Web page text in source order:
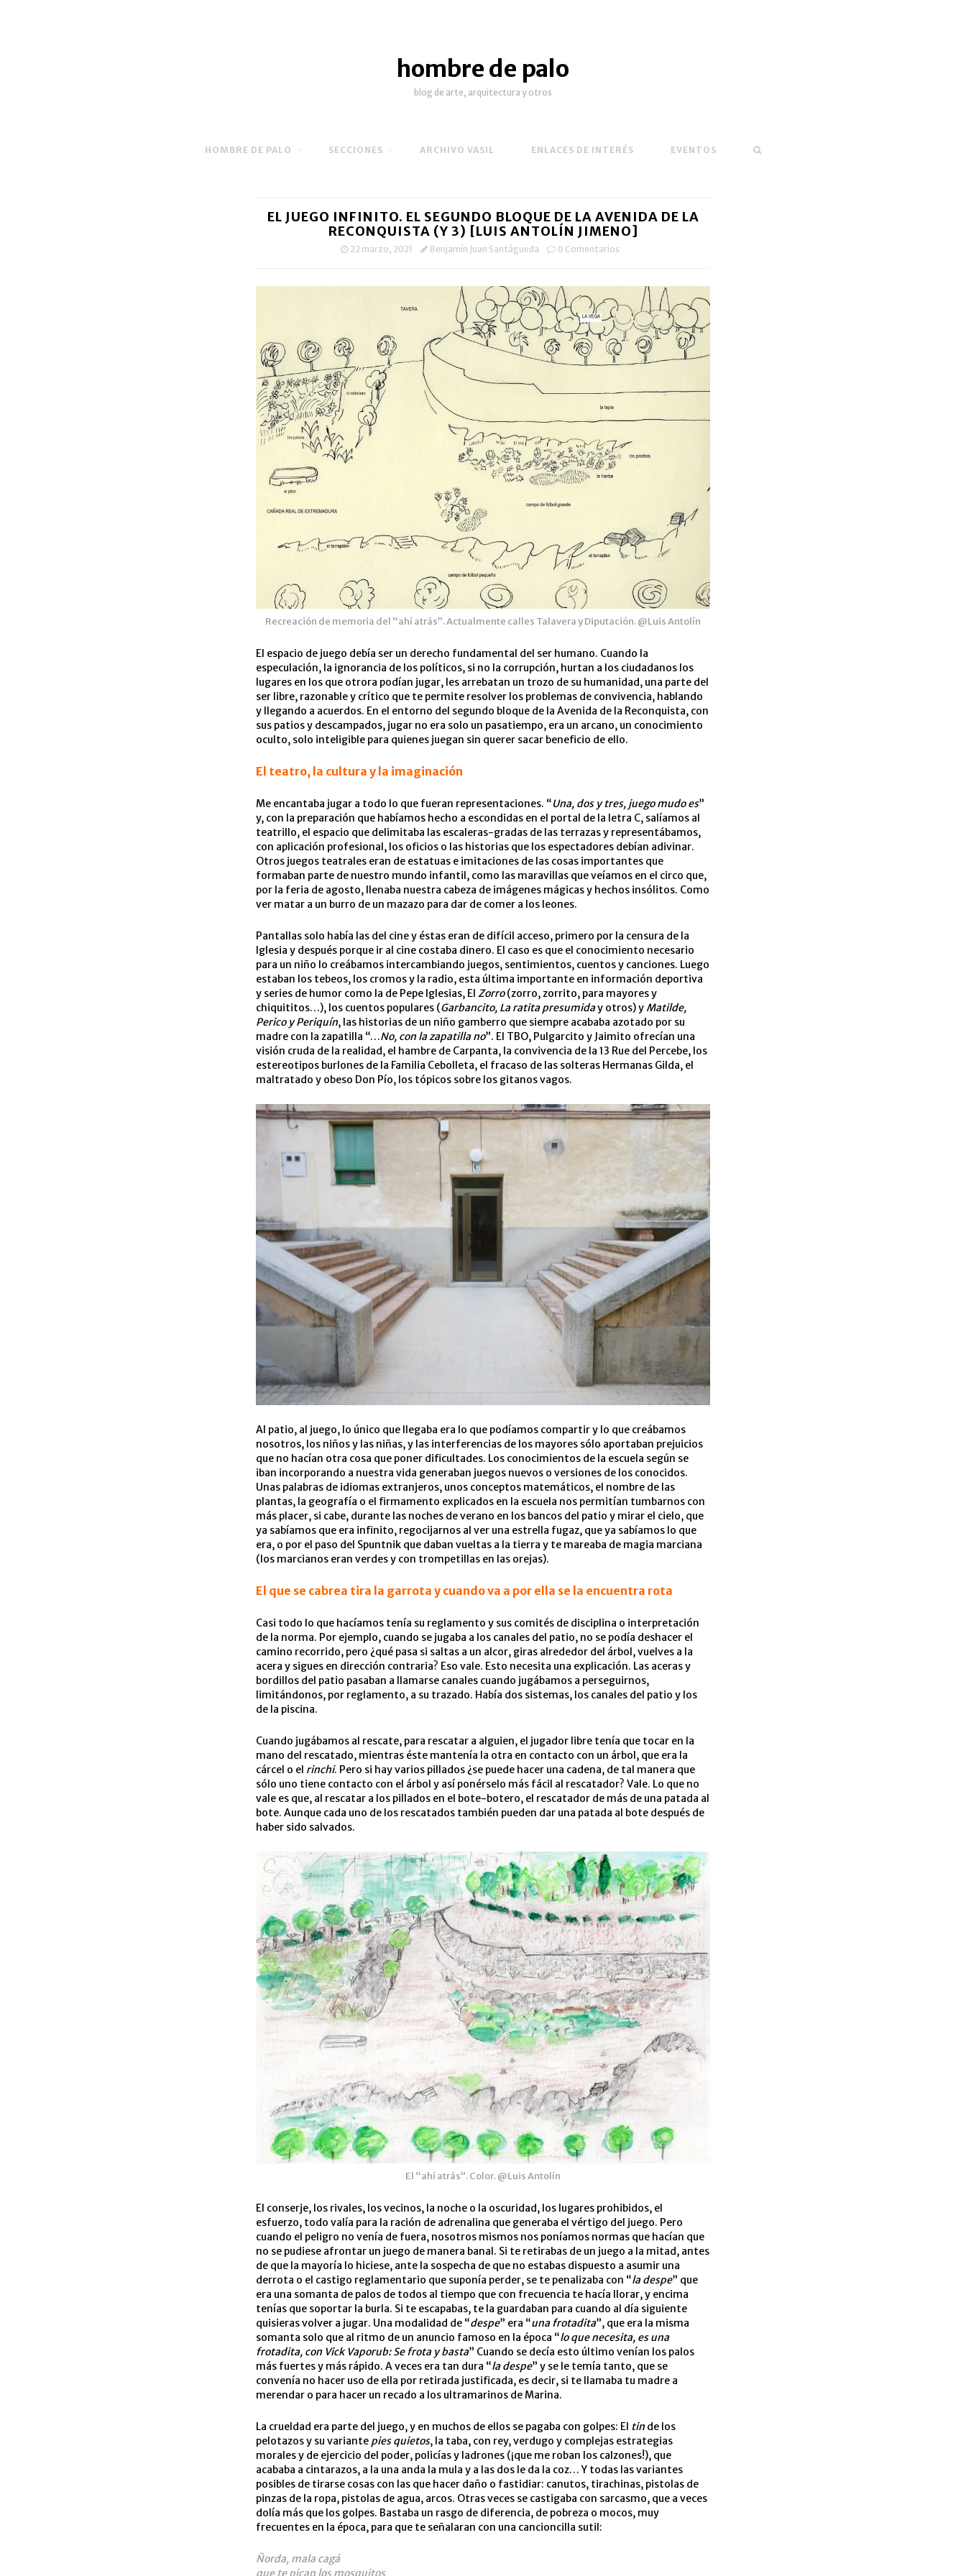
hombre de palo
blog de arte, arquitectura y otros
HOMBRE DE PALO SECCIONES ARCHIVO VASIL ENLACES DE INTERÉS EVENTOS
EL JUEGO INFINITO. EL SEGUNDO BLOQUE DE LA AVENIDA DE LA
RECONQUISTA (Y 3) [LUIS ANTOLÍN JIMENO]
22 marzo, 2021 Benjamín Juan Santágueda 0 Comentarios
Recreación de memoria del “ahí atrás”. Actualmente calles Talavera y Diputación. @Luis Antolín
El espacio de juego debía ser un derecho fundamental del ser humano. Cuando la
especulación, la ignorancia de los políticos, si no la corrupción, hurtan a los ciudadanos los
lugares en los que otrora podían jugar, les arrebatan un trozo de su humanidad, una parte del
ser libre, razonable y crítico que te permite resolver los problemas de convivencia, hablando
y llegando a acuerdos. En el entorno del segundo bloque de la Avenida de la Reconquista, con
sus patios y descampados, jugar no era solo un pasatiempo, era un arcano, un conocimiento
oculto, solo inteligible para quienes juegan sin querer sacar beneficio de ello.
El teatro, la cultura y la imaginación
Me encantaba jugar a todo lo que fueran representaciones. “Una, dos y tres, juego mudo es”
y, con la preparación que habíamos hecho a escondidas en el portal de la letra C, salíamos al
teatrillo, el espacio que delimitaba las escaleras-gradas de las terrazas y representábamos,
con aplicación profesional, los oficios o las historias que los espectadores debían adivinar.
Otros juegos teatrales eran de estatuas e imitaciones de las cosas importantes que
formaban parte de nuestro mundo infantil, como las maravillas que veíamos en el circo que,
por la feria de agosto, llenaba nuestra cabeza de imágenes mágicas y hechos insólitos. Como
ver matar a un burro de un mazazo para dar de comer a los leones.
Pantallas solo había las del cine y éstas eran de difícil acceso, primero por la censura de la
Iglesia y después porque ir al cine costaba dinero. El caso es que el conocimiento necesario
para un niño lo creábamos intercambiando juegos, sentimientos, cuentos y canciones. Luego
estaban los tebeos, los cromos y la radio, esta última importante en información deportiva
y series de humor como la de Pepe Iglesias, El Zorro(zorro, zorrito, para mayores y
chiquititos…), los cuentos populares (Garbancito, La ratita presumiday otros) y Matilde,
Perico y Periquín, las historias de un niño gamberro que siempre acababa azotado por su
madre con la zapatilla “…No, con la zapatilla no”. El TBO, Pulgarcito y Jaimito ofrecían una
visión cruda de la realidad, el hambre de Carpanta, la convivencia de la 13 Rue del Percebe, los
estereotipos burlones de la Familia Cebolleta, el fracaso de las solteras Hermanas Gilda, el
maltratado y obeso Don Pío, los tópicos sobre los gitanos vagos.
Al patio, al juego, lo único que llegaba era lo que podíamos compartir y lo que creábamos
nosotros, los niños y las niñas, y las interferencias de los mayores sólo aportaban prejuicios
que no hacían otra cosa que poner dificultades. Los conocimientos de la escuela según se
iban incorporando a nuestra vida generaban juegos nuevos o versiones de los conocidos.
Unas palabras de idiomas extranjeros, unos conceptos matemáticos, el nombre de las
plantas, la geografía o el firmamento explicados en la escuela nos permitían tumbarnos con
más placer, si cabe, durante las noches de verano en los bancos del patio y mirar el cielo, que
ya sabíamos que era infinito, regocijarnos al ver una estrella fugaz, que ya sabíamos lo que
era, o por el paso del Spuntnik que daban vueltas a la tierra y te mareaba de magia marciana
(los marcianos eran verdes y con trompetillas en las orejas).
El que se cabrea tira la garrota y cuando va a por ella se la encuentra rota
Casi todo lo que hacíamos tenía su reglamento y sus comités de disciplina o interpretación
de la norma. Por ejemplo, cuando se jugaba a los canales del patio, no se podía deshacer el
camino recorrido, pero ¿qué pasa si saltas a un alcor, giras alrededor del árbol, vuelves a la
acera y sigues en dirección contraria? Eso vale. Esto necesita una explicación. Las aceras y
bordillos del patio pasaban a llamarse canales cuando jugábamos a perseguirnos,
limitándonos, por reglamento, a su trazado. Había dos sistemas, los canales del patio y los
de la piscina.
Cuando jugábamos al rescate, para rescatar a alguien, el jugador libre tenía que tocar en la
mano del rescatado, mientras éste mantenía la otra en contacto con un árbol, que era la
cárcel o el rinchi. Pero si hay varios pillados ¿se puede hacer una cadena, de tal manera que
sólo uno tiene contacto con el árbol y así ponérselo más fácil al rescatador? Vale. Lo que no
vale es que, al rescatar a los pillados en el bote-botero, el rescatador de más de una patada al
bote. Aunque cada uno de los rescatados también pueden dar una patada al bote después de
haber sido salvados.
El “ahí atrás”. Color. @Luis Antolín
El conserje, los rivales, los vecinos, la noche o la oscuridad, los lugares prohibidos, el
esfuerzo, todo valía para la ración de adrenalina que generaba el vértigo del juego. Pero
cuando el peligro no venía de fuera, nosotros mismos nos poníamos normas que hacían que
no se pudiese afrontar un juego de manera banal. Si te retirabas de un juego a la mitad, antes
de que la mayoría lo hiciese, ante la sospecha de que no estabas dispuesto a asumir una
derrota o el castigo reglamentario que suponía perder, se te penalizaba con “la despe” que
era una somanta de palos de todos al tiempo que con frecuencia te hacía llorar, y encima
tenías que soportar la burla. Si te escapabas, te la guardaban para cuando al día siguiente
quisieras volver a jugar. Una modalidad de “despe” era “una frotadita”, que era la misma
somanta solo que al ritmo de un anuncio famoso en la época “lo que necesita, es una
frotadita, con Vick Vaporub: Se frota y basta” Cuando se decía esto último venían los palos
más fuertes y más rápido. A veces era tan dura “la despe” y se le temía tanto, que se
convenía no hacer uso de ella por retirada justificada, es decir, si te llamaba tu madre a
merendar o para hacer un recado a los ultramarinos de Marina.
La crueldad era parte del juego, y en muchos de ellos se pagaba con golpes: El tinde los
pelotazos y su variante pies quietos, la taba, con rey, verdugo y complejas estrategias
morales y de ejercicio del poder, policías y ladrones (¡que me roban los calzones!), que
acababa a cintarazos, a la una anda la mula y a las dos le da la coz… Y todas las variantes
posibles de tirarse cosas con las que hacer daño o fastidiar: canutos, tirachinas, pistolas de
pinzas de la ropa, pistolas de agua, arcos. Otras veces se castigaba con sarcasmo, que a veces
dolía más que los golpes. Bastaba un rasgo de diferencia, de pobreza o mocos, muy
frecuentes en la época, para que te señalaran con una cancioncilla sutil:
Ñorda, mala cagá
que te pican los mosquitos